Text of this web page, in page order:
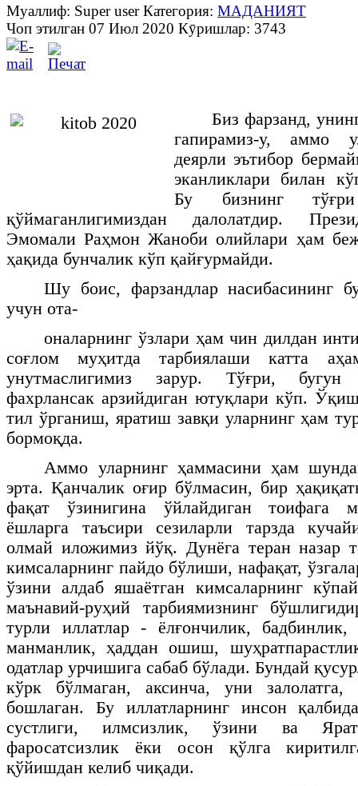
Муаллиф: Super userКатегория: МАДАНИЯТ
Чоп этилган 07 Июл 2020 Кӯришлар: 3743
Биз фарзанд,
гапирамиз-у, аммо
деярли эътибор
эканликлари билан
Бу бизнинг
қўймаганлигимиздан далолатдир.
Эмомали Раҳмон Жаноби олийлари ҳам
ҳақида бунчалик кўп қайғурмайди.
Шу боис, фарзандлар насибасининг
учун ота-
оналарнинг ўзлари ҳам чин дилдан
соғлом муҳитда тарбиялаши катта
унутмаслигимиз зарур. Тўғри, бугун
фахрлансак арзийдиган ютуқлари кўп.
тил ўрганиш, яратиш завқи уларнинг ҳам
бормоқда.
Аммо уларнинг ҳаммасини ҳам
эрта. Қанчалик оғир бўлмасин, бир
фақат ўзинигина ўйлайдиган тоифага
ёшларга таъсири сезиларли тарзда
олмай иложимиз йўқ. Дунёга теран назар
кимсаларнинг пайдо бўлиши, нафақат,
ўзини алдаб яшаётган кимсаларнинг
маънавий-руҳий тарбиямизнинг
турли иллатлар - ёлғончилик,
манманлик, ҳаддан ошиш,
одатлар урчишига сабаб бўлади. Бундай
кўрк бўлмаган, аксинча, уни залолатга,
бошлаган. Бу иллатларнинг инсон
сустлиги, илмсизлик, ўзини ва
фаросатсизлик ёки осон қўлга
қўйишдан келиб чиқади.